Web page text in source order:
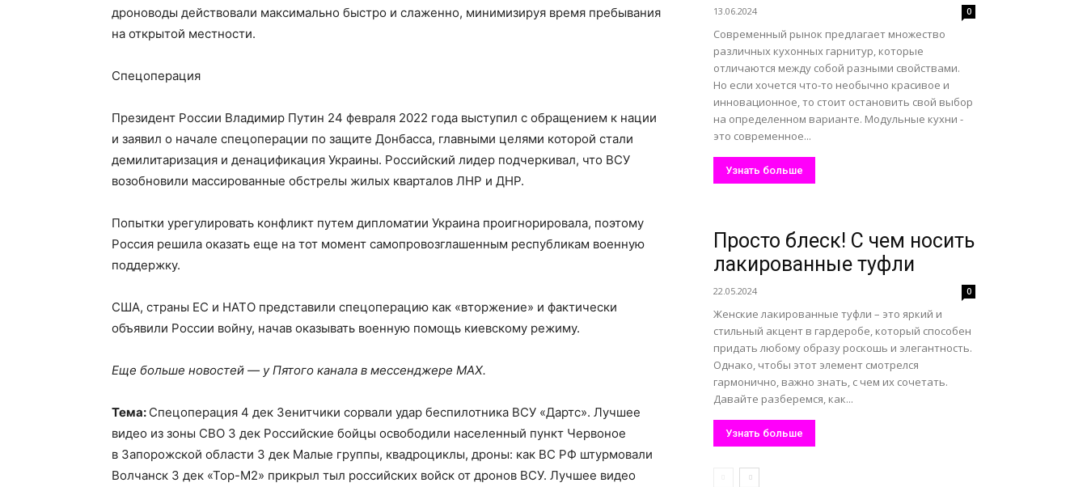
дроноводы действовали максимально быстро и слаженно, минимизируя время пребывания
на открытой местности.
Спецоперация
Президент России Владимир Путин 24 февраля 2022 года выступил с обращением к нации
и заявил о начале спецоперации по защите Донбасса, главными целями которой стали
демилитаризация и денацификация Украины. Российский лидер подчеркивал, что ВСУ
возобновили массированные обстрелы жилых кварталов ЛНР и ДНР.
Попытки урегулировать конфликт путем дипломатии Украина проигнорировала, поэтому
Россия решила оказать еще на тот момент самопровозглашенным республикам военную
поддержку.
США, страны ЕС и НАТО представили спецоперацию как «вторжение» и фактически
объявили России войну, начав оказывать военную помощь киевскому режиму.
Еще больше новостей — у Пятого канала в мессенджере MAX.
Тема: Спецоперация 4 дек Зенитчики сорвали удар беспилотника ВСУ «Дартс». Лучшее
видео из зоны СВО 3 дек Российские бойцы освободили населенный пункт Червоное
в Запорожской области 3 дек Малые группы, квадроциклы, дроны: как ВС РФ штурмовали
Волчанск 3 дек «Тор-М2» прикрыл тыл российских войск от дронов ВСУ. Лучшее видео
13.06.2024 0
Современный рынок предлагает множество
различных кухонных гарнитур, которые
отличаются между собой разными свойствами.
Но если хочется что-то необычно красивое и
инновационное, то стоит остановить свой выбор
на определенном варианте. Модульные кухни -
это современное...
Узнать больше
Просто блеск! С чем носить
лакированные туфли
22.05.2024 0
Женские лакированные туфли – это яркий и
стильный акцент в гардеробе, который способен
придать любому образу роскошь и элегантность.
Однако, чтобы этот элемент смотрелся
гармонично, важно знать, с чем их сочетать.
Давайте разберемся, как...
Узнать больше